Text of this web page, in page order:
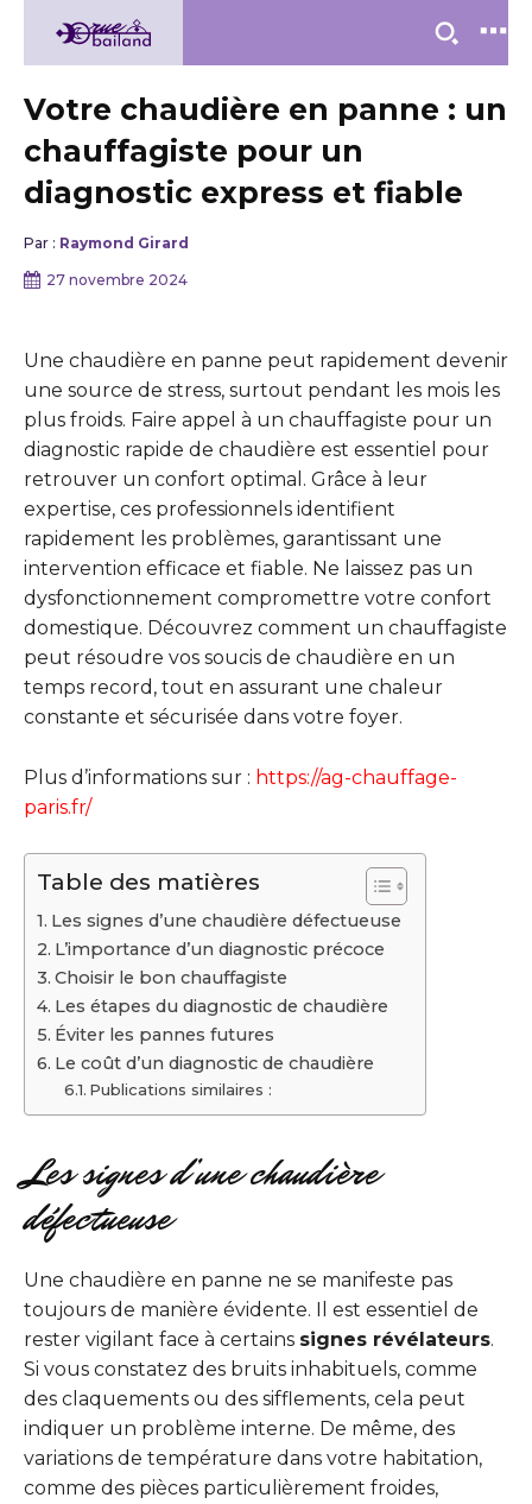
Votre chaudière en panne : un
chauffagiste pour un
diagnostic express et fiable
Par : Raymond Girard
27 novembre 2024
Une chaudière en panne peut rapidement devenir
une source de stress, surtout pendant les mois les
plus froids. Faire appel à un chauffagiste pour un
diagnostic rapide de chaudière est essentiel pour
retrouver un confort optimal. Grâce à leur
expertise, ces professionnels identifient
rapidement les problèmes, garantissant une
intervention efficace et fiable. Ne laissez pas un
dysfonctionnement compromettre votre confort
domestique. Découvrez comment un chauffagiste
peut résoudre vos soucis de chaudière en un
temps record, tout en assurant une chaleur
constante et sécurisée dans votre foyer.
Plus d’informations sur : https://ag-chauffage-
paris.fr/
Table des matières
Les signes d’une chaudière défectueuse
L’importance d’un diagnostic précoce
Choisir le bon chauffagiste
Les étapes du diagnostic de chaudière
Éviter les pannes futures
Le coût d’un diagnostic de chaudière
Publications similaires :
Les signes d’une chaudière
défectueuse
Une chaudière en panne ne se manifeste pas
toujours de manière évidente. Il est essentiel de
rester vigilant face à certains signes révélateurs.
Si vous constatez des bruits inhabituels, comme
des claquements ou des sifflements, cela peut
indiquer un problème interne. De même, des
variations de température dans votre habitation,
comme des pièces particulièrement froides,